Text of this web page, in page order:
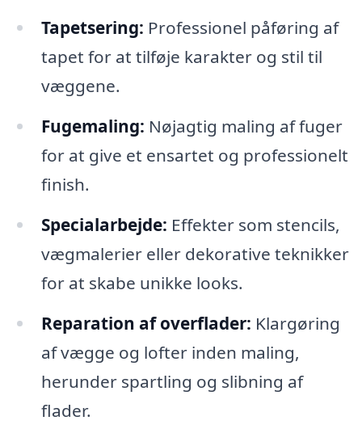
Tapetsering: Professionel påføring af
tapet for at tilføje karakter og stil til
væggene.
Fugemaling: Nøjagtig maling af fuger
for at give et ensartet og professionelt
finish.
Specialarbejde: Effekter som stencils,
vægmalerier eller dekorative teknikker
for at skabe unikke looks.
Reparation af overflader: Klargøring
af vægge og lofter inden maling,
herunder spartling og slibning af
flader.